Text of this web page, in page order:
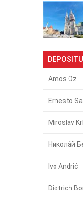
Amos Oz
Ernesto
Miroslav
Никола́й
Ivo Andrić
Dietrich